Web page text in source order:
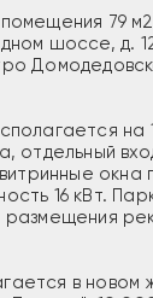
79
шоссе, д.
на
отдельный
окна
16 кВт.
в новом